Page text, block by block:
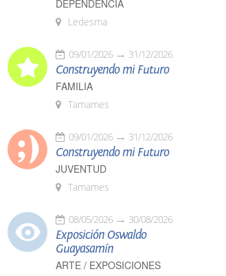
DEPENDENCIA
Ledesma
09/01/2026 31/12/2026
Construyendo mi Futuro
FAMILIA
Tamames
09/01/2026 31/12/2026
Construyendo mi Futuro
JUVENTUD
Tamames
08/05/2026 30/08/2026
Exposición Oswaldo
Guayasamín
ARTE / EXPOSICIONES